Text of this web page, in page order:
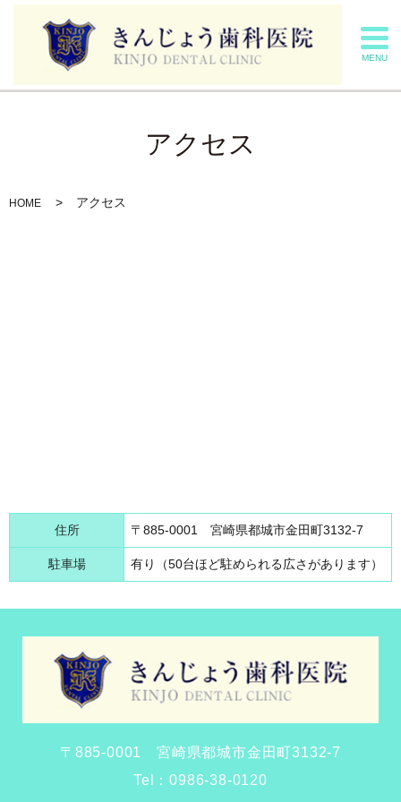
MENU
アクセス
HOME アクセス
住所 〒885-0001 宮崎県都城市金田町3132-7
駐車場 有り（50台ほど駐められる広さがあります）
〒885-0001 宮崎県都城市金田町3132-7
Tel：0986-38-0120